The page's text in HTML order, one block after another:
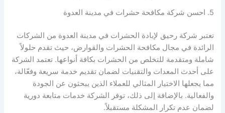
5. احسن شركة مكافحة حشرات في مدينة العدوة
تعتبر شركة رحيق لإبادة الحشرات في مدينة العدوة من الشركات
الرائدة في مجال مكافحة الحشرات والقوارض، حيث تقدم حلولاً
شاملة ومتقدمة للتخلص من الحشرات بكافة أنواعها. تعتمد الشركة
على أحدث المعدات والتقنيات لضمان تقديم خدمة سريعة وفعّالة،
مما يجعلها الاختيار المثالي للعملاء الذين يبحثون عن الجودة
والفعالية. بالإضافة إلى ذلك، توفر الشركة خدمات متابعة دورية
لضمان عدم تكرار المشكلة مستقبلاً.